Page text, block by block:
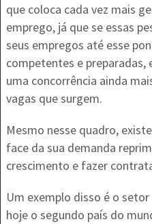
que coloca cada vez mais
emprego, já que se essas
seus empregos até esse
competentes e
uma concorrência ainda
vagas que surgem.
Mesmo nesse quadro,
face da sua demanda
crescimento e fazer
Um exemplo disso é o
hoje o segundo país do